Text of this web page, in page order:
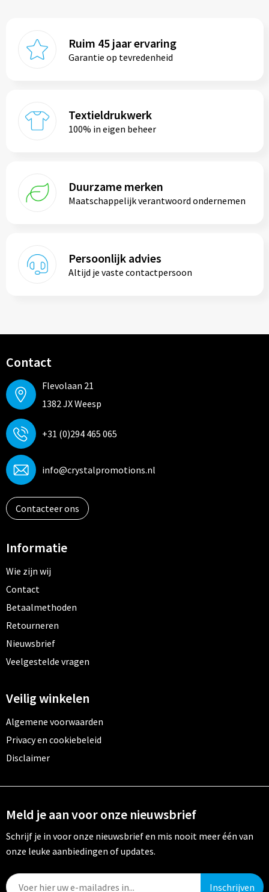
Ruim 45 jaar ervaring
Garantie op tevredenheid
Textieldrukwerk
100% in eigen beheer
Duurzame merken
Maatschappelijk verantwoord ondernemen
Persoonlijk advies
Altijd je vaste contactpersoon
Contact
Flevolaan 21
1382 JX Weesp
+31 (0)294 465 065
info@crystalpromotions.nl
Contacteer ons
Informatie
Wie zijn wij
Contact
Betaalmethoden
Retourneren
Nieuwsbrief
Veelgestelde vragen
Veilig winkelen
Algemene voorwaarden
Privacy en cookiebeleid
Disclaimer
Meld je aan voor onze nieuwsbrief
Schrijf je in voor onze nieuwsbrief en mis nooit meer één van
onze leuke aanbiedingen of updates.